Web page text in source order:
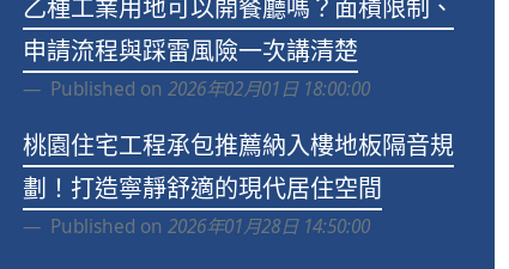
乙種工業用地可以開餐廳嗎？面積限制、
申請流程與踩雷風險一次講清楚
Published on 2026年02月01日 18:00:00
桃園住宅工程承包推薦納入樓地板隔音規
劃！打造寧靜舒適的現代居住空間
Published on 2026年01月28日 14:50:00